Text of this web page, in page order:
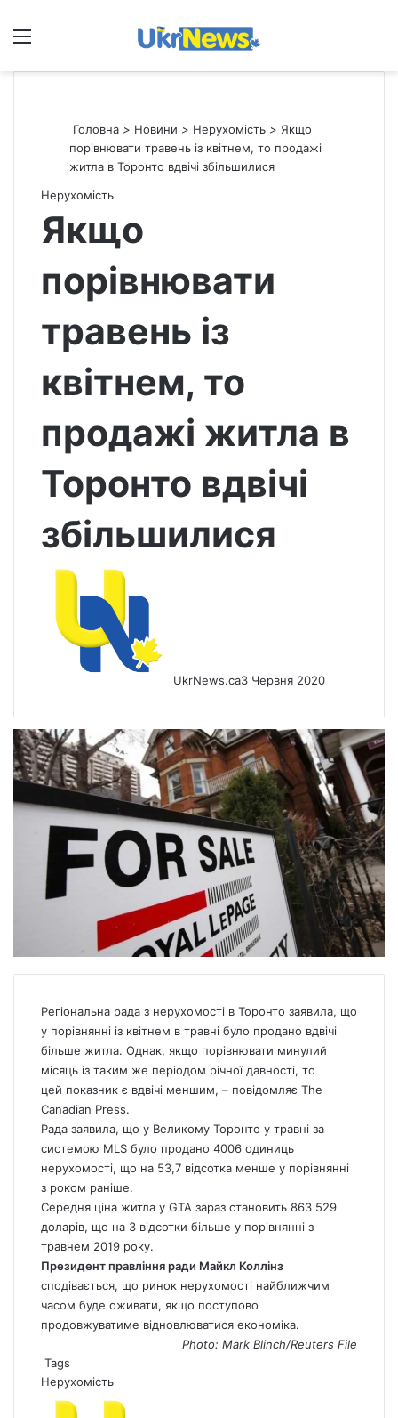
Меню
Головна > Новини > Нерухомість > Якщо
порівнювати травень із квітнем, то продажі
житла в Торонто вдвічі збільшилися
Нерухомість
Якщо
порівнювати
травень із
квітнем, то
продажі житла в
Торонто вдвічі
збільшилися
UkrNews.ca3 Червня 2020
Регіональна рада з нерухомості в Торонто заявила, що
у порівнянні із квітнем в травні було продано вдвічі
більше житла. Однак, якщо порівнювати минулий
місяць із таким же періодом річної давності, то
цей показник є вдвічі меншим, – повідомляє The
Canadian Press.
Рада заявила, що у Великому Торонто у травні за
системою MLS було продано 4006 одиниць
нерухомості, що на 53,7 відсотка менше у порівнянні
з роком раніше.
Середня ціна житла у GTA зараз становить 863 529
доларів, що на 3 відсотки більше у порівнянні з
травнем 2019 року.
Президент правління ради Майкл Коллінз
сподівається, що ринок нерухомості найближчим
часом буде оживати, якщо поступово
продовжуватиме відновлюватися економіка.
Photo: Mark Blinch/Reuters File
Tags
Нерухомість